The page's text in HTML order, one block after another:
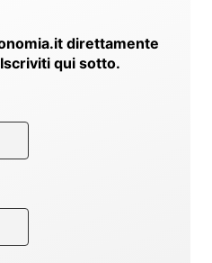
direttamente
qui sotto.